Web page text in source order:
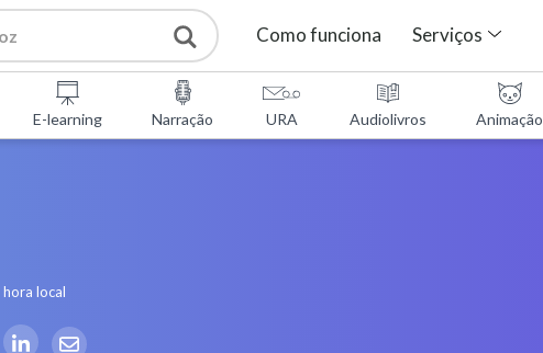
Como funciona Serviços
E-learning Narração URA Audiolivros Animação
hora local